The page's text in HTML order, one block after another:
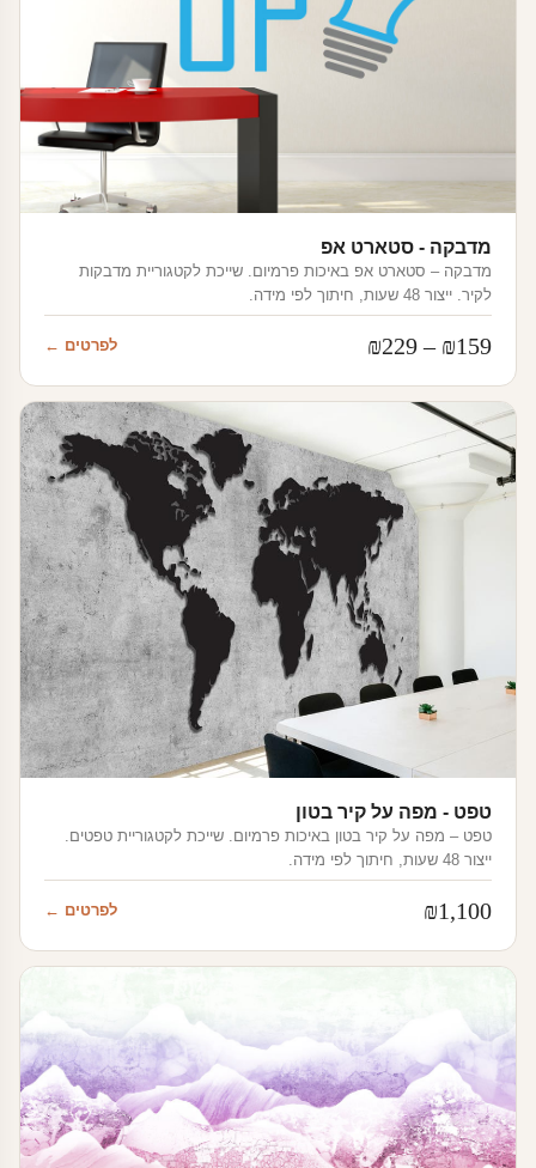
מדבקה - סטארט אפ
מדבקה – סטארט אפ באיכות פרמיום. שייכת לקטגוריית מדבקות
לקיר. ייצור 48 שעות, חיתוך לפי מידה.
₪159
–
₪229
מחירים:
עד
לפרטים ←
טפט - מפה על קיר בטון
טפט – מפה על קיר בטון באיכות פרמיום. שייכת לקטגוריית טפטים.
ייצור 48 שעות, חיתוך לפי מידה.
₪1,100 לפרטים ←